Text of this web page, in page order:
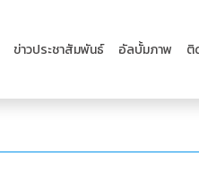
ข่าวประชาสัมพันธ์ อัลบั้มภาพ ติ